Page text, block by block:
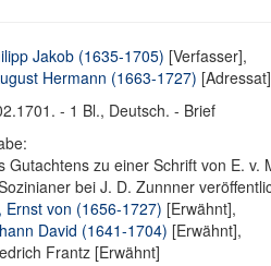
Jakob (1635-1705) [Verfasser],
Hermann (1663-1727) [Adressat]
- 1 Bl., Deutsch. - Brief
Gutachtens zu einer Schrift von E.
bei J. D. Zunnner
Ernst von (1656-1727) [Erwähnt],
David (1641-1704) [Erwähnt],
Frantz [Erwähnt]